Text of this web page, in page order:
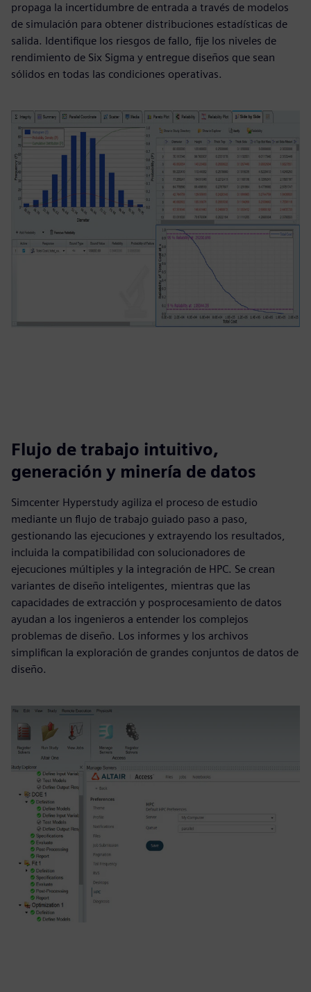
propaga la incertidumbre de entrada a través de modelos
de simulación para obtener distribuciones estadísticas de
salida. Identifique los riesgos de fallo, fije los niveles de
rendimiento de Six Sigma y entregue diseños que sean
sólidos en todas las condiciones operativas.
Flujo de trabajo intuitivo,
generación y minería de datos
Simcenter Hyperstudy agiliza el proceso de estudio
mediante un flujo de trabajo guiado paso a paso,
gestionando las ejecuciones y extrayendo los resultados,
incluida la compatibilidad con solucionadores de
ejecuciones múltiples y la integración de HPC. Se crean
variantes de diseño inteligentes, mientras que las
capacidades de extracción y posprocesamiento de datos
ayudan a los ingenieros a entender los complejos
problemas de diseño. Los informes y los archivos
simplifican la exploración de grandes conjuntos de datos de
diseño.